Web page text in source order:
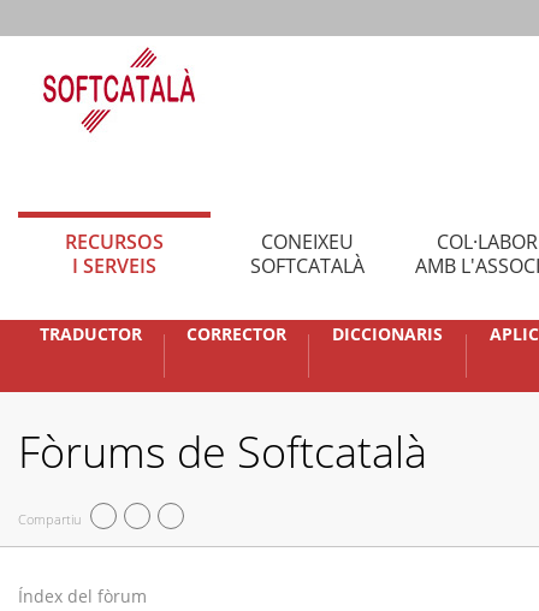
RECURSOS
I SERVEIS
CONEIXEU
SOFTCATALÀ
AMB
TRADUCTOR CORRECTOR DICCIONARIS
Fòrums de Softcatalà
Compartiu
Índex del fòrum